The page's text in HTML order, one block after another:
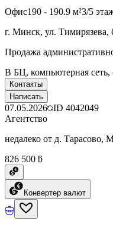
Офис190 - 190.9 м²3/5
г. Минск, ул. Тимирязева,
Продажа
В БЦ, компьютерная
Контакты
Написать
07.05.2026 ID 4042049
Агентство
недалеко от д. Тарасово,
826 500 ƃ
Конвертер валют